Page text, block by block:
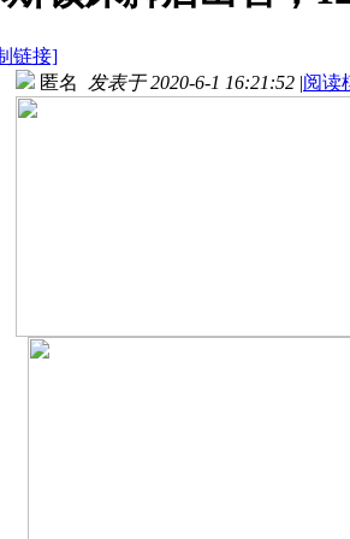
链接]
匿名 发表于 2020-6-1 16:21:52 |阅读